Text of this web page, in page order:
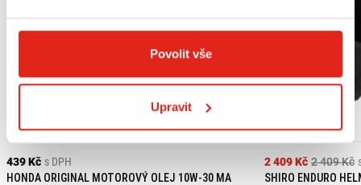
Povolit vše
Upravit
439 Kč s DPH
HONDA ORIGINAL MOTOROVÝ OLEJ 10W-30 MA
Výpredaj
2 409 Kč
2 409 Kč
SHIRO ENDURO